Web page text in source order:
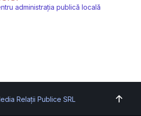
administrația publică locală
Relații Publice SRL